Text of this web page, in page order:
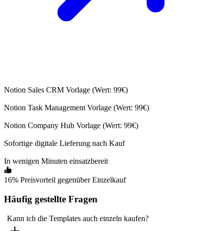
Notion Sales CRM Vorlage (Wert: 99€)
Notion Task Management Vorlage (Wert: 99€)
Notion Company Hub Vorlage (Wert: 99€)
Sofortige digitale Lieferung nach Kauf
In wenigen Minuten einsatzbereit
16% Preisvorteil gegenüber Einzelkauf
Häufig gestellte Fragen
Kann ich die Templates auch einzeln kaufen?